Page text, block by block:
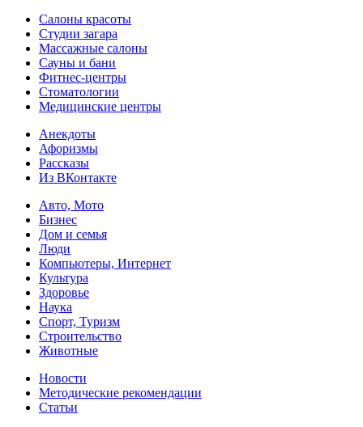
Салоны красоты
Студии загара
Массажные салоны
Сауны и бани
Фитнес-центры
Стоматологии
Медицинские центры
Анекдоты
Афоризмы
Рассказы
Из ВКонтакте
Авто, Мото
Бизнес
Дом и семья
Люди
Компьютеры, Интернет
Культура
Здоровье
Наука
Спорт, Туризм
Строительство
Животные
Новости
Методические рекомендации
Статьи